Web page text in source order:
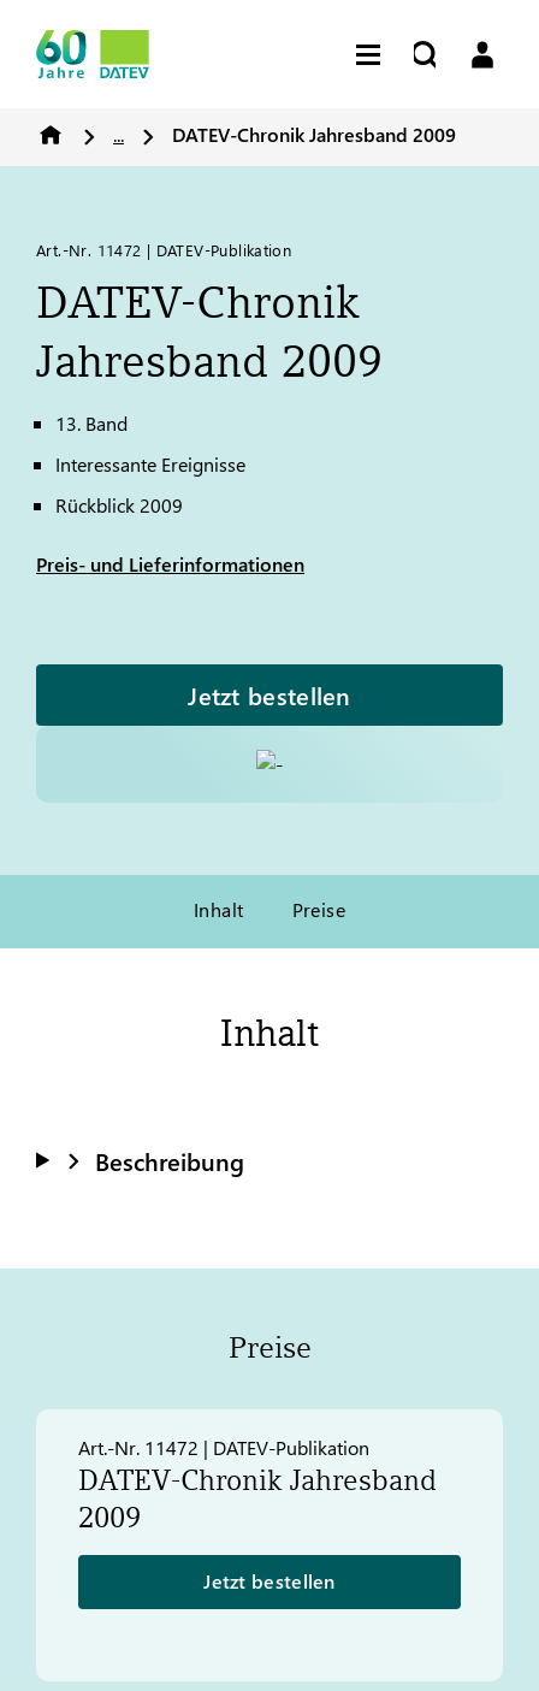
... DATEV-Chronik Jahresband 2009
Art.-Nr. 11472 | DATEV-Publikation
DATEV-Chronik
Jahresband 2009
13. Band
Interessante Ereignisse
Rückblick 2009
Preis- und Lieferinformationen
Jetzt bestellen
Inhalt Preise
Inhalt
Beschreibung
Preise
Art.-Nr. 11472 | DATEV-Publikation
DATEV-Chronik Jahresband
2009
Jetzt bestellen